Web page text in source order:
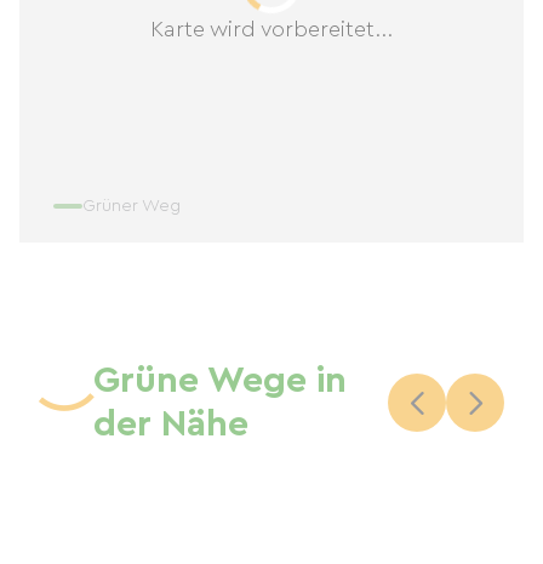
Karte wird vorbereitet...
Grüner Weg
Grüne Wege in
der Nähe